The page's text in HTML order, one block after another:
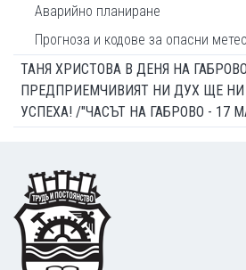
Аварийно планиране
Прогноза и кодове за опасни
ТАНЯ ХРИСТОВА В ДЕНЯ НА
ПРЕДПРИЕМЧИВИЯТ НИ ДУХ ЩЕ
УСПЕХА! /"ЧАСЪТ НА ГАБРОВО - 17
Footer